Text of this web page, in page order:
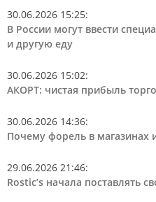
30.06.2026 15:25:
В России могут ввести
и другую еду
30.06.2026 15:02:
АКОРТ: чистая прибыль
30.06.2026 14:36:
Почему форель в магазинах
29.06.2026 21:46:
Rostic’s начала поставлять